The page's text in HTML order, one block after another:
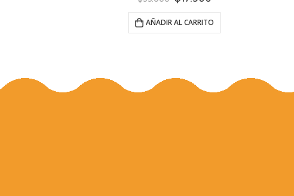
precio
original
era:
actual
es:
AÑADIR AL CARRITO